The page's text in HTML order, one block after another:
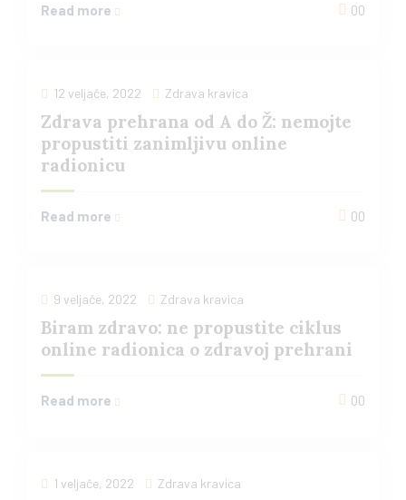
Read more 00
12 veljače, 2022 Zdrava kravica
Zdrava prehrana od A do Ž: nemojte
propustiti zanimljivu online
radionicu
Read more 00
9 veljače, 2022 Zdrava kravica
Biram zdravo: ne propustite ciklus
online radionica o zdravoj prehrani
Read more 00
1 veljače, 2022 Zdrava kravica